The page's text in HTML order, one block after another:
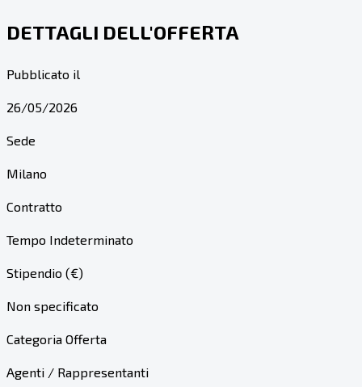
DETTAGLI DELL'OFFERTA
Pubblicato il
26/05/2026
Sede
Milano
Contratto
Tempo Indeterminato
Stipendio (€)
Non specificato
Categoria Offerta
Agenti / Rappresentanti